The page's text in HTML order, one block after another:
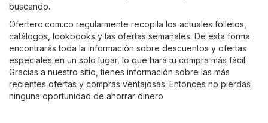
buscando.
Ofertero.com.co regularmente recopila los actuales folletos,
catálogos, lookbooks y las ofertas semanales. De esta forma
encontrarás toda la información sobre descuentos y ofertas
especiales en un solo lugar, lo que hará tu compra más fácil.
Gracias a nuestro sitio, tienes información sobre las más
recientes ofertas y compras ventajosas. Entonces no pierdas
ninguna oportunidad de ahorrar dinero